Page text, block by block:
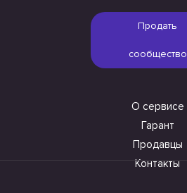
Продать
сообщество
О сервисе
Гарант
Продавцы
Контакты